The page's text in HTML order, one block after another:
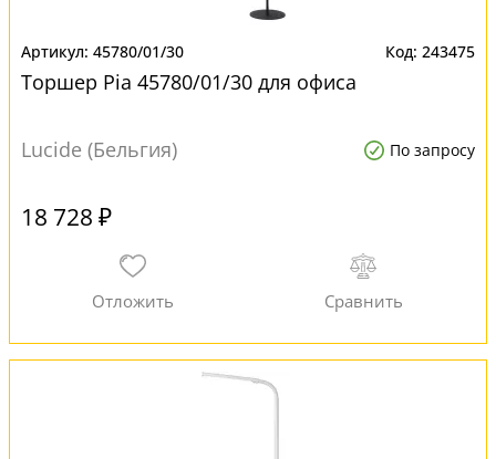
45780/01/30 243475
Торшер Pia 45780/01/30 для офиса
Lucide (Бельгия) По запросу
18 728 ₽